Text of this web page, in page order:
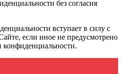
без согласия
вступает в силу с
если иное не предусмотрено